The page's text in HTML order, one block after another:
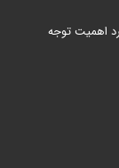
اهمیت توجه